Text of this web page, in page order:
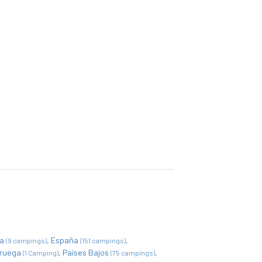
(9 campings) España (151 campings)
(1 Camping) Países Bajos (75 campings)